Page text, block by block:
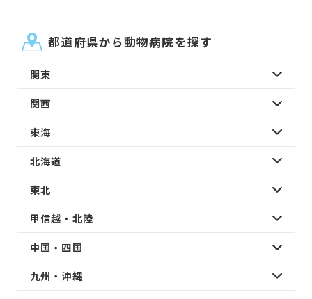
都道府県から動物病院を探す
関東
関西
東海
北海道
東北
甲信越・北陸
中国・四国
九州・沖縄